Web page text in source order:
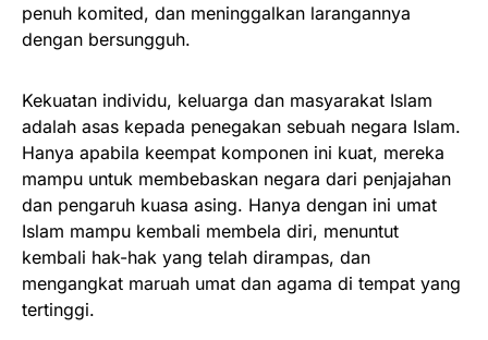
penuh komited, dan meninggalkan larangannya
dengan bersungguh.
Kekuatan individu, keluarga dan masyarakat Islam
adalah asas kepada penegakan sebuah negara Islam.
Hanya apabila keempat komponen ini kuat, mereka
mampu untuk membebaskan negara dari penjajahan
dan pengaruh kuasa asing. Hanya dengan ini umat
Islam mampu kembali membela diri, menuntut
kembali hak-hak yang telah dirampas, dan
mengangkat maruah umat dan agama di tempat yang
tertinggi.